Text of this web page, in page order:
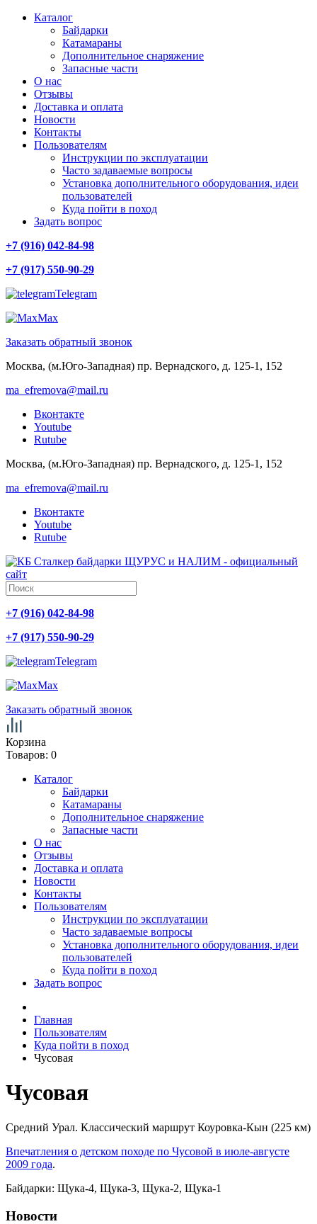
Каталог
Байдарки
Катамараны
Дополнительное снаряжение
Запасные части
О нас
Отзывы
Доставка и оплата
Новости
Контакты
Пользователям
Инструкции по эксплуатации
Часто задаваемые вопросы
Установка дополнительного оборудования, идеи
пользователей
Куда пойти в поход
Задать вопрос
+7 (916) 042-84-98
+7 (917) 550-90-29
Telegram
Max
Заказать обратный звонок
Москва, (м.Юго-Западная) пр. Вернадского, д. 125-1, 152
ma_efremova@mail.ru
Вконтакте
Youtube
Rutube
Москва, (м.Юго-Западная) пр. Вернадского, д. 125-1, 152
ma_efremova@mail.ru
Вконтакте
Youtube
Rutube
+7 (916) 042-84-98
+7 (917) 550-90-29
Telegram
Max
Заказать обратный звонок
Корзина
Товаров: 0
Каталог
Байдарки
Катамараны
Дополнительное снаряжение
Запасные части
О нас
Отзывы
Доставка и оплата
Новости
Контакты
Пользователям
Инструкции по эксплуатации
Часто задаваемые вопросы
Установка дополнительного оборудования, идеи
пользователей
Куда пойти в поход
Задать вопрос
Главная
Пользователям
Куда пойти в поход
Чусовая
Чусовая
Средний Урал. Классический маршрут Коуровка-Кын (225 км)
Впечатления о детском походе по Чусовой в июле-августе
2009 года.
Байдарки: Щука-4, Щука-3, Щука-2, Щука-1
Новости